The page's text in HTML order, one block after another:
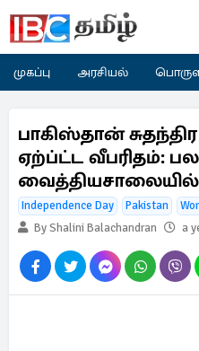
முகப்பு அரசியல்
பாகிஸ்தான்
ஏற்ப்ட்ட வீபரிதம்:
Independence Day Pakistan
By Shalini Balachandran
a